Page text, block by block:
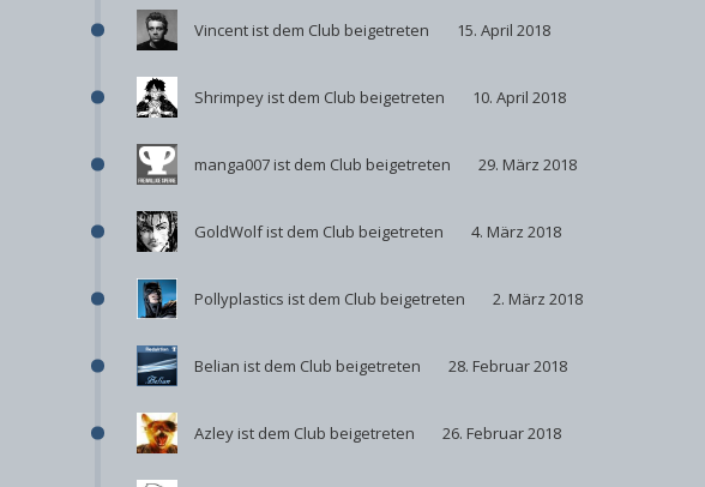
Vincentist dem Club beigetreten 15. April 2018
Shrimpeyist dem Club beigetreten 10. April 2018
manga007ist dem Club beigetreten 29. März 2018
GoldWolfist dem Club beigetreten 4. März 2018
Pollyplastics ist dem Club beigetreten 2. März 2018
Belian ist dem Club beigetreten 28. Februar 2018
Azleyist dem Club beigetreten 26. Februar 2018